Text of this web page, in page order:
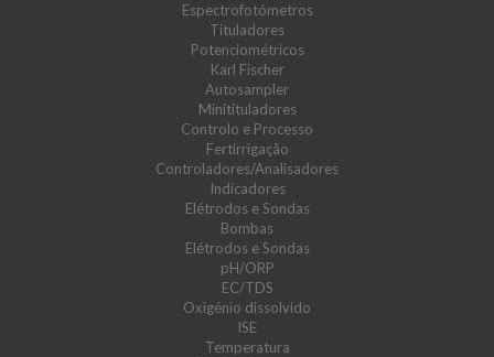
Espectrofotómetros
Tituladores
Potenciométricos
Karl Fischer
Autosampler
Minitituladores
Controlo e Processo
Fertirrigação
Controladores/Analisadores
Indicadores
Elétrodos e Sondas
Bombas
Elétrodos e Sondas
pH/ORP
EC/TDS
Oxigénio dissolvido
ISE
Temperatura